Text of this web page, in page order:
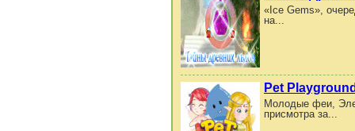
«Ice Gems»,
на...
Pet
Молодые феи,
присмотра за...